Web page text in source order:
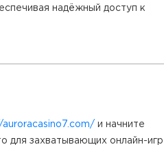
надёжный доступ к
и начните
для захватывающих онлайн-игр